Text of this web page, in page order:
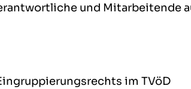
und Mitarbeitende
im TVöD